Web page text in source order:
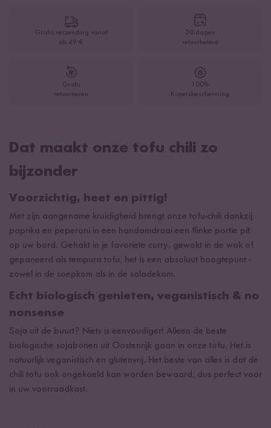
Gratis verzending vanaf
ab 49 €
30 dagen
retourbeleid
Gratis
retourneren
100%
Kopersbescherming
Dat maakt onze tofu chili zo
bijzonder
Voorzichtig, heet en pittig!
Met zijn aangename kruidigheid brengt onze tofu-chili dankzij
paprika en peperoni in een handomdraai een flinke portie pit
op uw bord. Gehakt in je favoriete curry, gewokt in de wok of
gepaneerd als tempura tofu, het is een absoluut hoogtepunt -
zowel in de soepkom als in de saladekom.
Echt biologisch genieten, veganistisch & no
nonsense
Soja uit de buurt? Niets is eenvoudiger! Alleen de beste
biologische sojabonen uit Oostenrijk gaan in onze tofu. Het is
natuurlijk veganistisch en glutenvrij. Het beste van alles is dat de
chili tofu ook ongekoeld kan worden bewaard, dus perfect voor
in uw voorraadkast.